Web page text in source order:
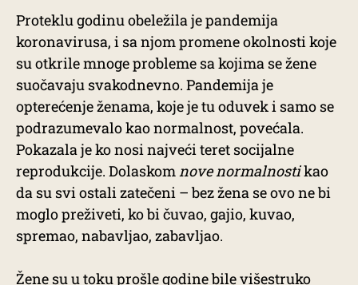
Proteklu godinu obeležila je pandemija
koronavirusa, i sa njom promene okolnosti koje
su otkrile mnoge probleme sa kojima se žene
suočavaju svakodnevno. Pandemija je
opterećenje ženama, koje je tu oduvek i samo se
podrazumevalo kao normalnost, povećala.
Pokazala je ko nosi najveći teret socijalne
reprodukcije. Dolaskomnove normalnostikao
da su svi ostali zatečeni – bez žena se ovo ne bi
moglo preživeti, ko bi čuvao, gajio, kuvao,
spremao, nabavljao, zabavljao.
Žene su u toku prošle godine bile višestruko